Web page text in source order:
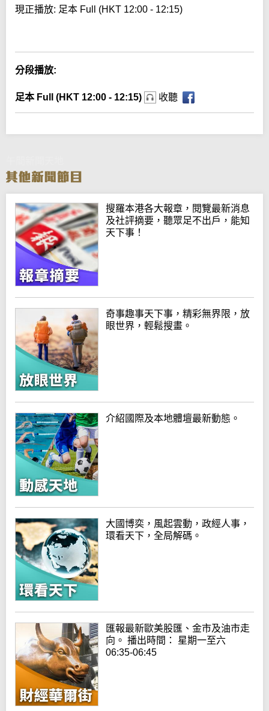
現正播放: 足本 Full (HKT 12:00 - 12:15)
分段播放:
足本 Full (HKT 12:00 - 12:15) 收聽
搜羅本港各大報章，閱覽最新消息
及社評摘要，聽眾足不出戶，能知
天下事！
奇事趣事天下事，精彩無界限，放
眼世界，輕鬆搜畫。
介紹國際及本地體壇最新動態。
大國博奕，風起雲動，政經人事，
環看天下，全局解碼。
匯報最新歐美股匯、金市及油市走
向。 播出時間： 星期一至六
06:35-06:45